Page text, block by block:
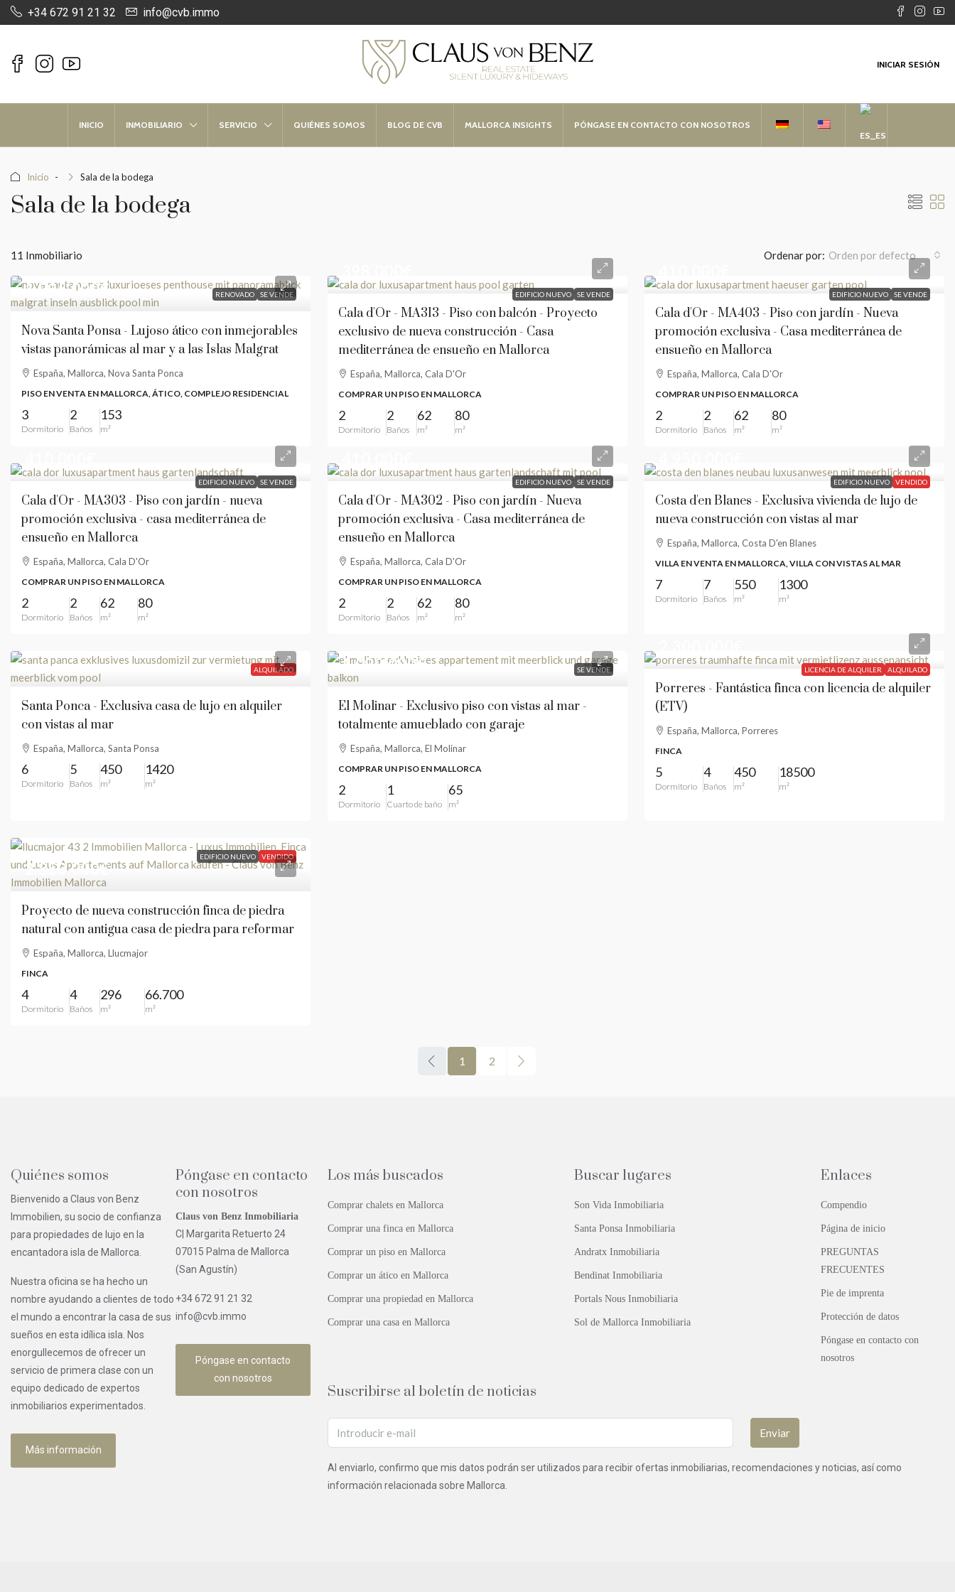
+34 672 91 21 32 info@cvb.immo
INICIAR SESIÓN
INICIO INMOBILIARIO SERVICIO QUIÉNES SOMOS BLOG DE CVB MALLORCA INSIGHTS PÓNGASE EN CONTACTO CON NOSOTROS
Inicio Sala de la bodega
Sala de la bodega
11 Inmobiliario Ordenar por: Orden por defecto
RENOVADO SE VENDE
1.995.000€
Nova Santa Ponsa - Lujoso ático con inmejorables
vistas panorámicas al mar y a las Islas Malgrat
España, Mallorca, Nova Santa Ponca
PISO EN VENTA EN MALLORCA, ÁTICO, COMPLEJO RESIDENCIAL
3
Dormitorio
2
Baños
153
m²
EDIFICIO NUEVO SE VENDE
Cala d'Or - MA313 - Piso con balcón - Proyecto
exclusivo de nueva construcción - Casa
mediterránea de ensueño en Mallorca
España, Mallorca, Cala D'Or
COMPRAR UN PISO EN MALLORCA
2
Dormitorio
2
Baños
62
m²
80
m²
EDIFICIO NUEVO SE VENDE
Cala d'Or - MA403 - Piso con jardín - Nueva
promoción exclusiva - Casa mediterránea de
ensueño en Mallorca
España, Mallorca, Cala D'Or
COMPRAR UN PISO EN MALLORCA
2
Dormitorio
2
Baños
62
m²
80
m²
EDIFICIO NUEVO SE VENDE
Cala d'Or - MA303 - Piso con jardín - nueva
promoción exclusiva - casa mediterránea de
ensueño en Mallorca
España, Mallorca, Cala D'Or
COMPRAR UN PISO EN MALLORCA
2
Dormitorio
2
Baños
62
m²
80
m²
EDIFICIO NUEVO SE VENDE
Cala d'Or - MA302 - Piso con jardín - Nueva
promoción exclusiva - Casa mediterránea de
ensueño en Mallorca
España, Mallorca, Cala D'Or
COMPRAR UN PISO EN MALLORCA
2
Dormitorio
2
Baños
62
m²
80
m²
EDIFICIO NUEVO VENDIDO
Costa d'en Blanes - Exclusiva vivienda de lujo de
nueva construcción con vistas al mar
España, Mallorca, Costa D'en Blanes
VILLA EN VENTA EN MALLORCA, VILLA CON VISTAS AL MAR
7
Dormitorio
7
Baños
550
m²
1300
m²
ALQUILADO
Santa Ponca - Exclusiva casa de lujo en alquiler
con vistas al mar
España, Mallorca, Santa Ponsa
6
Dormitorio
5
Baños
450
m²
1420
m²
SE VENDE
1.099.000€
El Molinar - Exclusivo piso con vistas al mar -
totalmente amueblado con garaje
España, Mallorca, El Molinar
COMPRAR UN PISO EN MALLORCA
2
Dormitorio
1
Cuarto de baño
65
m²
LICENCIA DE ALQUILER ALQUILADO
Porreres - Fantástica finca con licencia de alquiler
(ETV)
España, Mallorca, Porreres
FINCA
5
Dormitorio
4
Baños
450
m²
18500
m²
EDIFICIO NUEVO VENDIDO
2.850.000€
Proyecto de nueva construcción finca de piedra
natural con antigua casa de piedra para reformar
España, Mallorca, Llucmajor
FINCA
4
Dormitorio
4
Baños
296
m²
66.700
m²
1 2
Quiénes somos
Bienvenido a Claus von Benz
Immobilien, su socio de confianza
para propiedades de lujo en la
encantadora isla de Mallorca.
Nuestra oficina se ha hecho un
nombre ayudando a clientes de todo
el mundo a encontrar la casa de sus
sueños en esta idílica isla. Nos
enorgullecemos de ofrecer un
servicio de primera clase con un
equipo dedicado de expertos
inmobiliarios experimentados.
Más información
Póngase en contacto
con nosotros
Claus von Benz Inmobiliaria
C| Margarita Retuerto 24
07015 Palma de Mallorca
(San Agustín)
+34 672 91 21 32
info@cvb.immo
Póngase en contacto
con nosotros
Los más buscados
Comprar chalets en Mallorca
Comprar una finca en Mallorca
Comprar un piso en Mallorca
Comprar un ático en Mallorca
Comprar una propiedad en Mallorca
Comprar una casa en Mallorca
Buscar lugares
Son Vida Inmobiliaria
Santa Ponsa Inmobiliaria
Andratx Inmobiliaria
Bendinat Inmobiliaria
Portals Nous Inmobiliaria
Sol de Mallorca Inmobiliaria
Enlaces
Compendio
Página de inicio
PREGUNTAS
FRECUENTES
Pie de imprenta
Protección de datos
Póngase en contacto con
nosotros
Suscribirse al boletín de noticias
Enviar
Al enviarlo, confirmo que mis datos podrán ser utilizados para recibir ofertas inmobiliarias, recomendaciones y noticias, así como
información relacionada sobre Mallorca.